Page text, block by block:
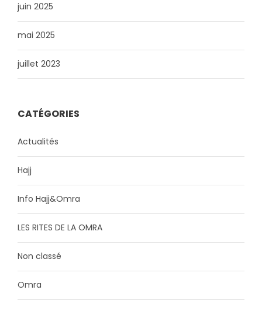
juin 2025
mai 2025
juillet 2023
CATÉGORIES
Actualités
Hajj
Info Hajj&Omra
LES RITES DE LA OMRA
Non classé
Omra